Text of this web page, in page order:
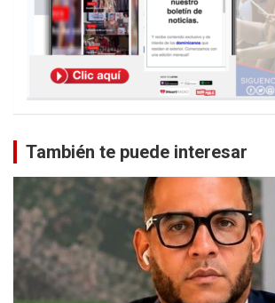
También te puede interesar